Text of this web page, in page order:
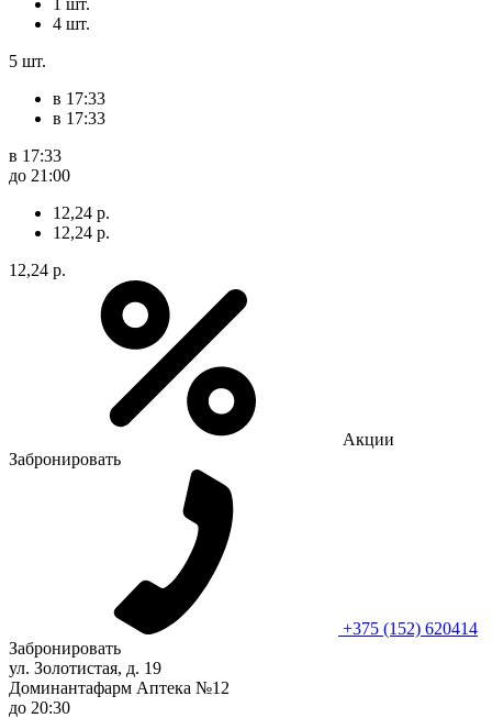
4 шт.
5 шт.
в 17:33
в 17:33
в 17:33
до 21:00
12,24 р.
12,24 р.
12,24 р.
Акции
Забронировать
+375 (152) 620414
Забронировать
ул. Золотистая, д. 19
Доминантафарм Аптека №12
до 20:30